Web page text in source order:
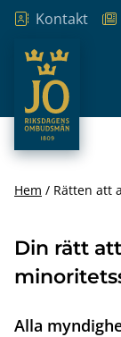
Hoppa till
Kontakt
JO –
Hem Rätten att
Din rätt
Alla